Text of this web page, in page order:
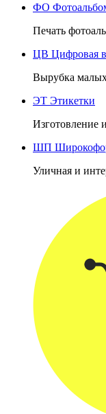
ФО
Печать
ЦВ Цифровая
Вырубка
ЭТ Этикетки
Изготовление
ШП
Уличная и